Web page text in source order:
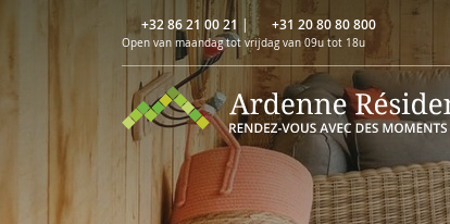
+32 86 21 00 21 | +31 20 80 80 800
Open van maandag tot vrijdag van 09u tot 18u